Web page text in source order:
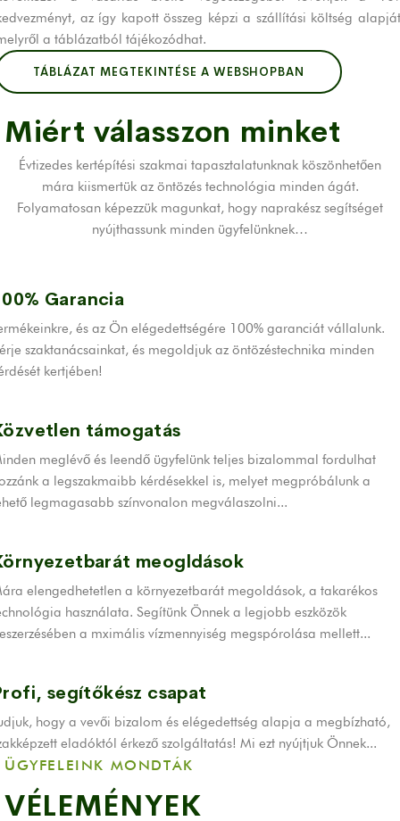
az így kapott összeg képzi a szállítási költség
a táblázatból tájékozódhat.
TÁBLÁZAT MEGTEKINTÉSE A WEBSHOPBAN
Miért válasszon minket
Évtizedes kertépítési szakmai tapasztalatunknak köszönhetően
mára kiismertük az öntözés technológia minden ágát.
Folyamatosan képezzük magunkat, hogy naprakész segítséget
nyújthassunk minden ügyfelünknek…
Garancia
és az Ön elégedettségére 100% garanciát vállalunk.
szaktanácsainkat, és megoldjuk az öntözéstechnika minden
kertjében!
támogatás
meglévő és leendő ügyfelünk teljes bizalommal fordulhat
a legszakmaibb kérdésekkel is, melyet megpróbálunk a
legmagasabb színvonalon megválaszolni...
meogldások
elengedhetetlen a környezetbarát megoldások, a takarékos
használata. Segítünk Önnek a legjobb eszközök
a mximális vízmennyiség megspórolása mellett...
segítőkész csapat
hogy a vevői bizalom és elégedettség alapja a megbízható,
eladóktól érkező szolgáltatás! Mi ezt nyújtjuk Önnek...
ÜGYFELEINK MONDTÁK
VÉLEMÉNYEK